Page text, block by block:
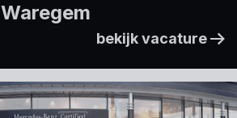
Waregem
bekijk vacature